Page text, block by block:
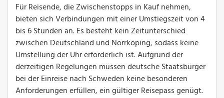
Für Reisende, die Zwischenstopps in Kauf nehmen,
bieten sich Verbindungen mit einer Umstiegszeit von 4
bis 6 Stunden an. Es besteht kein Zeitunterschied
zwischen Deutschland und Norrköping, sodass keine
Umstellung der Uhr erforderlich ist. Aufgrund der
derzeitigen Regelungen müssen deutsche Staatsbürger
bei der Einreise nach Schweden keine besonderen
Anforderungen erfüllen, ein gültiger Reisepass genügt.